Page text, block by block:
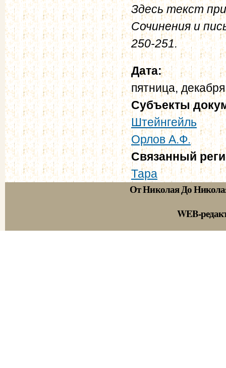
Здесь текст
Сочинения и
250-251.
Дата:
пятница,
Субъекты
Штейнгейль
Орлов А.Ф.
Связанный
Тара
От Николая До
WEB-